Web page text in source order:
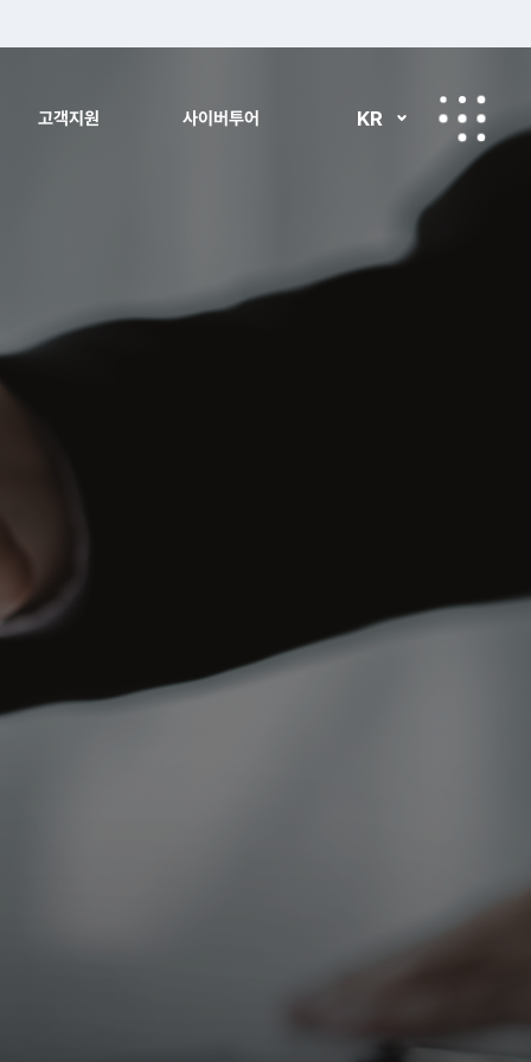
고객지원 사이버투어 KR